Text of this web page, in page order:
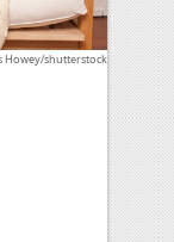
Howey/shutterstock